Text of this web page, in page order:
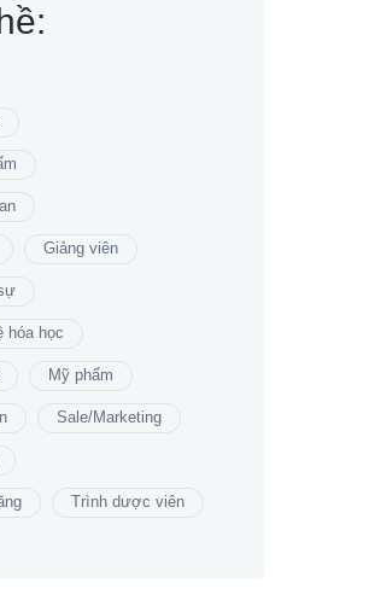
Giảng viên
hóa học
Mỹ phẩm
Sale/Marketing
Trình dược viên